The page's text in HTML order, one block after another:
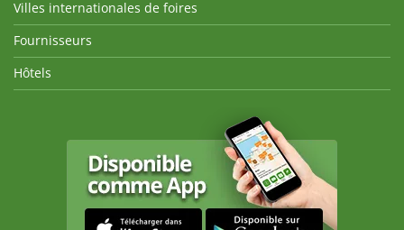
Villes internationales de foires
Fournisseurs
Hôtels